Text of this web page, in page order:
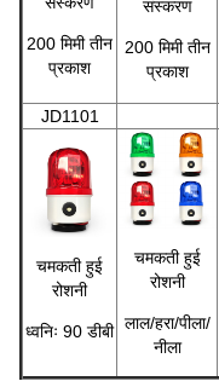
200 मिमी तीन
प्रकाश
संस्करण
200 मिमी तीन
प्रकाश
JD1101
चमकती हुई
रोशनी
ध्वनिः 90 डीबी
चमकती हुई
रोशनी
लाल/हरा/पीला/
नीला